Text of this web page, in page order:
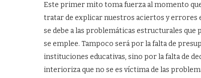
Este primer mito toma fuerza al momento
tratar de explicar nuestros aciertos y errores
se debe a las problemáticas estructurales
se emplee. Tampoco será por la falta de
instituciones educativas, sino por la falta de
interioriza que no se es víctima de las